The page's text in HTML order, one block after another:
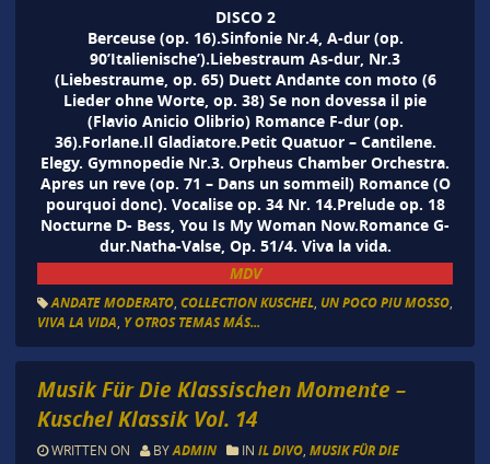
DISCO 2
Berceuse (op. 16).Sinfonie Nr.4, A-dur (op.
90’Italienische’).Liebestraum As-dur, Nr.3
(Liebestraume, op. 65) Duett Andante con moto (6
Lieder ohne Worte, op. 38) Se non dovessa il pie
(Flavio Anicio Olibrio) Romance F-dur (op.
36).Forlane.Il Gladiatore.Petit Quatuor – Cantilene.
Elegy. Gymnopedie Nr.3. Orpheus Chamber Orchestra.
Apres un reve (op. 71 – Dans un sommeil) Romance (O
pourquoi donc). Vocalise op. 34 Nr. 14.Prelude op. 18
Nocturne D- Bess, You Is My Woman Now.Romance G-
dur.Natha-Valse, Op. 51/4. Viva la vida.
MDV
ANDATE MODERATO, COLLECTION KUSCHEL, UN POCO PIU MOSSO,
VIVA LA VIDA, Y OTROS TEMAS MÁS...
Musik Für Die Klassischen Momente –
Kuschel Klassik Vol. 14
WRITTEN ON BYADMIN IN IL DIVO, MUSIK FÜR DIE